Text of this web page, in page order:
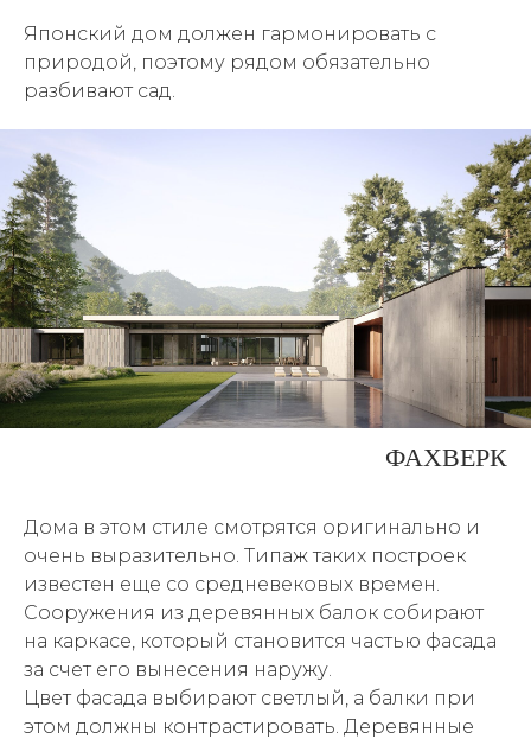
Японский дом должен гармонировать с
природой, поэтому рядом обязательно
разбивают сад.
ФАХВЕРК
Дома в этом стиле смотрятся оригинально и
очень выразительно. Типаж таких построек
известен еще со средневековых времен.
Сооружения из деревянных балок собирают
на каркасе, который становится частью фасада
за счет его вынесения наружу.
Цвет фасада выбирают светлый, а балки при
этом должны контрастировать. Деревянные